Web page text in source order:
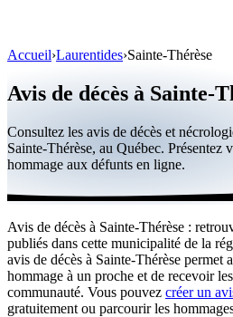
Personnalités publiques
Québec
Canada
International
Par région
Par ville
Maisons funéraires
Accueil›Laurentides›Sainte-Thérèse
Avis de décès à Sainte-
Consultez les avis de décès et
Sainte-Thérèse, au Québec. Présentez
hommage aux défunts en ligne.
Avis de décès à Sainte-Thérèse :
publiés dans cette municipalité de la
avis de décès à Sainte-Thérèse permet
hommage à un proche et de recevoir
communauté. Vous pouvez créer un
gratuitement ou parcourir les